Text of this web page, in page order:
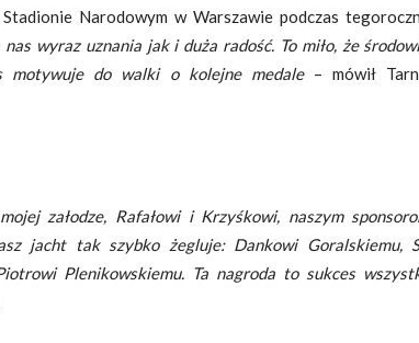
Narodowym w Warszawie podczas
nas wyraz uznania jak i duża radość. To miło, że
motywuje do walki o kolejne medale – mówił
załodze, Rafałowi i Krzyśkowi, naszym
jacht tak szybko żegluje: Dankowi Goralskiemu,
Plenikowskiemu. Ta nagroda to sukces